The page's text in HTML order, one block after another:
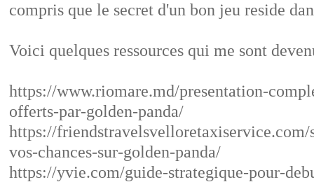
compris que le secret d'un bon jeu reside
Voici quelques ressources qui me sont
https://www.riomare.md/presentation-
offerts-par-golden-panda/
https://
vos-chances-sur-golden-panda/
https://yvie.com/guide-strategique-pour-